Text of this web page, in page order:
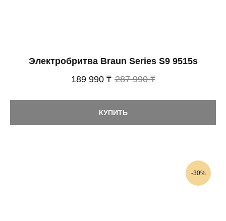
Электробритва Braun Series S9 9515s
189 990 ₸ 287 990 ₸
КУПИТЬ
-30%